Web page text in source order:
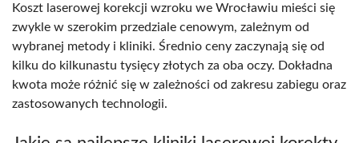
Koszt laserowej korekcji wzroku we Wrocławiu mieści się
zwykle w szerokim przedziale cenowym, zależnym od
wybranej metody i kliniki. Średnio ceny zaczynają się od
kilku do kilkunastu tysięcy złotych za oba oczy. Dokładna
kwota może różnić się w zależności od zakresu zabiegu oraz
zastosowanych technologii.